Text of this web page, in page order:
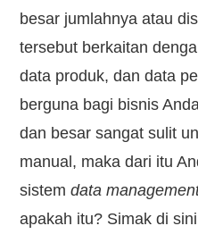
besar jumlahnya atau
tersebut berkaitan
data produk, dan data
berguna bagi bisnis
dan besar sangat sulit
manual, maka dari itu
sistemdata
apakah itu? Simak di